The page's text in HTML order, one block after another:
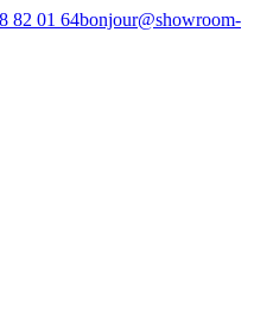
82 01 64bonjour@showroom-